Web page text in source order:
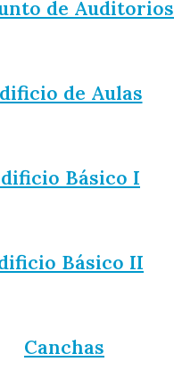
de Auditorios
de Aulas
Básico I
Básico II
Canchas